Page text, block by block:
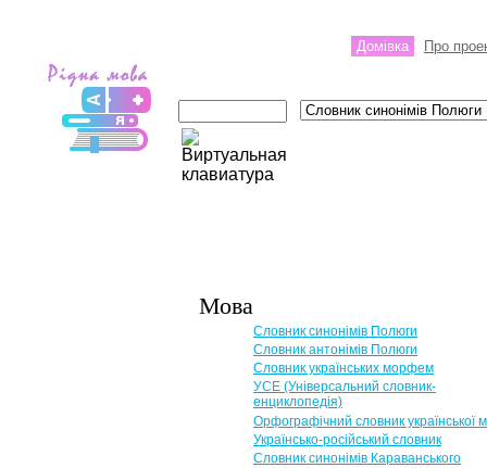
Домівка Про
Мова
Словник синонімів Полюги
Словник антонімів Полюги
Словник українських морфем
УСЕ (Універсальний словник-
енциклопедія)
Орфографічний словник української
Українсько-російський словник
Словник синонімів Караванського